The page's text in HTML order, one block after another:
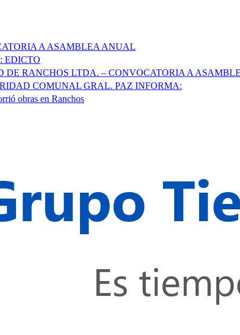
A ASAMBLEA ANUAL
EDICTO
DE RANCHOS LTDA. – CONVOCATORIA A
COMUNAL GRAL. PAZ INFORMA:
obras en Ranchos